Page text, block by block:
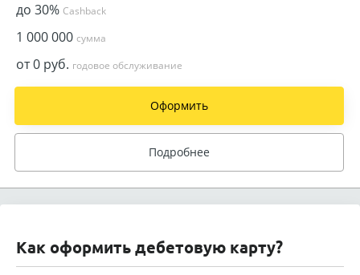
до 30% Cashback
1 000 000 сумма
от 0 руб. годовое обслуживание
Оформить
Подробнее
Как оформить дебетовую карту?